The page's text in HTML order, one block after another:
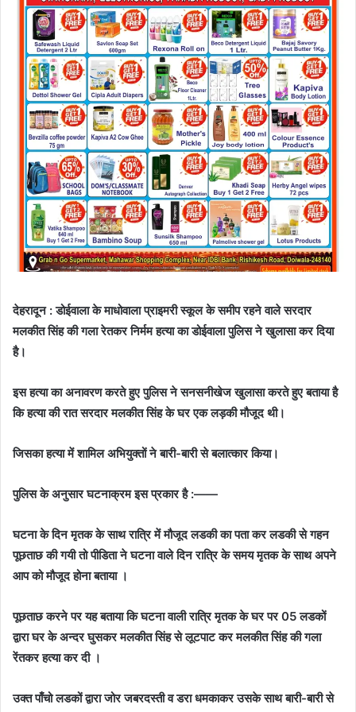
देहरादून : डोईवाला के माधोवाला प्राइमरी स्कूल के समीप रहने वाले सरदार
मलकीत सिंह की गला रेतकर निर्मम हत्या का डोईवाला पुलिस ने खुलासा कर दिया
है।
इस हत्या का अनावरण करते हुए पुलिस ने सनसनीखेज खुलासा करते हुए बताया है
कि हत्या की रात सरदार मलकीत सिंह के घर एक लड़की मौजूद थी।
जिसका हत्या में शामिल अभियुक्तों ने बारी-बारी से बलात्कार किया।
पुलिस के अनुसार घटनाक्रम इस प्रकार है :——
घटना के दिन मृतक के साथ रात्रि में मौजूद लडकी का पता कर लडकी से गहन
पूछताछ की गयी तो पीडिता ने घटना वाले दिन रात्रि के समय मृतक के साथ अपने
आप को मौजूद होना बताया ।
पूछताछ करने पर यह बताया कि घटना वाली रात्रि मृतक के घर पर 05 लडकों
द्वारा घर के अन्दर घुसकर मलकीत सिंह से लूटपाट कर मलकीत सिंह की गला
रेंतकर हत्या कर दी ।
उक्त पाँचो लडकों द्वारा जोर जबरदस्ती व डरा धमकाकर उसके साथ बारी-बारी से